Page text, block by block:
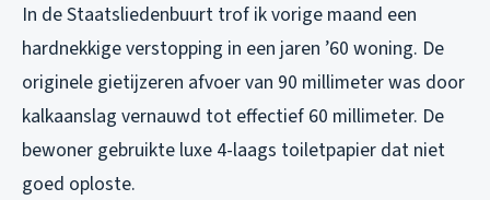
In de Staatsliedenbuurt trof ik vorige maand een
hardnekkige verstopping in een jaren ’60 woning. De
originele gietijzeren afvoer van 90 millimeter was door
kalkaanslag vernauwd tot effectief 60 millimeter. De
bewoner gebruikte luxe 4-laags toiletpapier dat niet
goed oploste.